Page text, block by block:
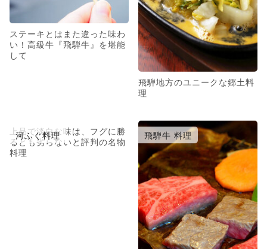
ステーキとはまた違った味わ
い！高級牛『飛騨牛』を堪能
して
飛騨地方のユニークな郷土料
理
河ふぐ料理
上品で淡白な味は、フグに勝
るとも劣らないと評判の名物
料理
飛騨牛 料理